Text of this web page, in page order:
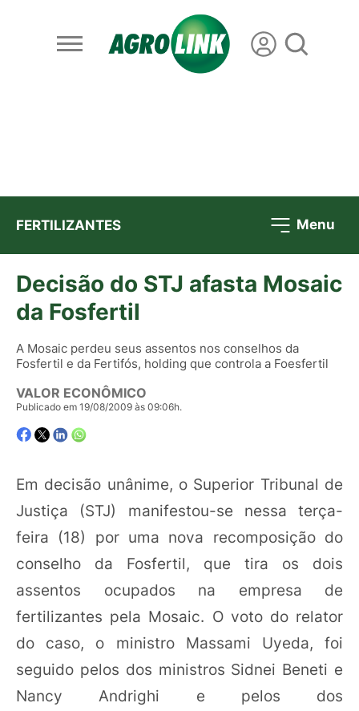
FERTILIZANTES Menu
Decisão do STJ afasta Mosaic
da Fosfertil
A Mosaic perdeu seus assentos nos conselhos da
Fosfertil e da Fertifós, holding que controla a Foesfertil
VALOR ECONÔMICO
Publicado em 19/08/2009 às 09:06h.
Em decisão unânime, o Superior Tribunal de
Justiça (STJ) manifestou-se nessa terça-
feira (18) por uma nova recomposição do
conselho da Fosfertil, que tira os dois
assentos ocupados na empresa de
fertilizantes pela Mosaic. O voto do relator
do caso, o ministro Massami Uyeda, foi
seguido pelos dos ministros Sidnei Beneti e
Nancy Andrighi e pelos dos